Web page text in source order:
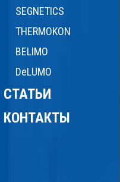
SEGNETICS
THERMOKON
BELIMO
DeLUMO
СТАТЬИ
КОНТАКТЫ